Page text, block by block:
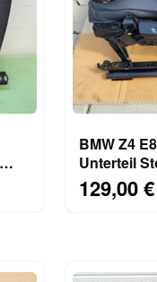
BMW Z4
Unterteil
Schiene
129,00 €